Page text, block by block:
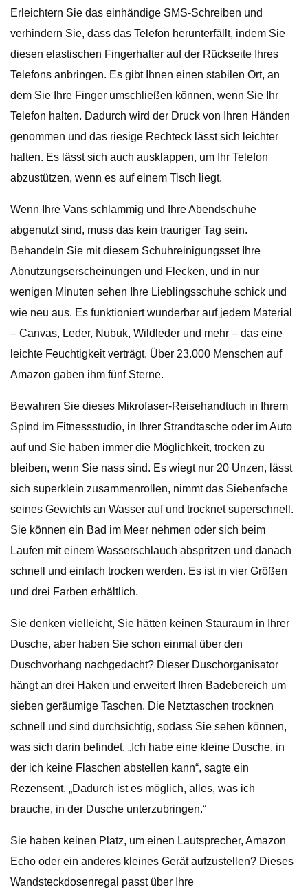
Erleichtern Sie das einhändige SMS-Schreiben und
verhindern Sie, dass das Telefon herunterfällt, indem Sie
diesen elastischen Fingerhalter auf der Rückseite Ihres
Telefons anbringen. Es gibt Ihnen einen stabilen Ort, an
dem Sie Ihre Finger umschließen können, wenn Sie Ihr
Telefon halten. Dadurch wird der Druck von Ihren Händen
genommen und das riesige Rechteck lässt sich leichter
halten. Es lässt sich auch ausklappen, um Ihr Telefon
abzustützen, wenn es auf einem Tisch liegt.
Wenn Ihre Vans schlammig und Ihre Abendschuhe
abgenutzt sind, muss das kein trauriger Tag sein.
Behandeln Sie mit diesem Schuhreinigungsset Ihre
Abnutzungserscheinungen und Flecken, und in nur
wenigen Minuten sehen Ihre Lieblingsschuhe schick und
wie neu aus. Es funktioniert wunderbar auf jedem Material
– Canvas, Leder, Nubuk, Wildleder und mehr – das eine
leichte Feuchtigkeit verträgt. Über 23.000 Menschen auf
Amazon gaben ihm fünf Sterne.
Bewahren Sie dieses Mikrofaser-Reisehandtuch in Ihrem
Spind im Fitnessstudio, in Ihrer Strandtasche oder im Auto
auf und Sie haben immer die Möglichkeit, trocken zu
bleiben, wenn Sie nass sind. Es wiegt nur 20 Unzen, lässt
sich superklein zusammenrollen, nimmt das Siebenfache
seines Gewichts an Wasser auf und trocknet superschnell.
Sie können ein Bad im Meer nehmen oder sich beim
Laufen mit einem Wasserschlauch abspritzen und danach
schnell und einfach trocken werden. Es ist in vier Größen
und drei Farben erhältlich.
Sie denken vielleicht, Sie hätten keinen Stauraum in Ihrer
Dusche, aber haben Sie schon einmal über den
Duschvorhang nachgedacht? Dieser Duschorganisator
hängt an drei Haken und erweitert Ihren Badebereich um
sieben geräumige Taschen. Die Netztaschen trocknen
schnell und sind durchsichtig, sodass Sie sehen können,
was sich darin befindet. „Ich habe eine kleine Dusche, in
der ich keine Flaschen abstellen kann“, sagte ein
Rezensent. „Dadurch ist es möglich, alles, was ich
brauche, in der Dusche unterzubringen.“
Sie haben keinen Platz, um einen Lautsprecher, Amazon
Echo oder ein anderes kleines Gerät aufzustellen? Dieses
Wandsteckdosenregal passt über Ihre